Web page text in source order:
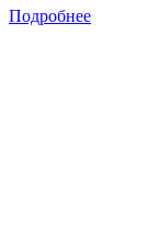
Подробнее